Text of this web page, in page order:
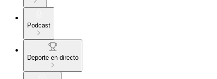
Podcast
Deporte en directo